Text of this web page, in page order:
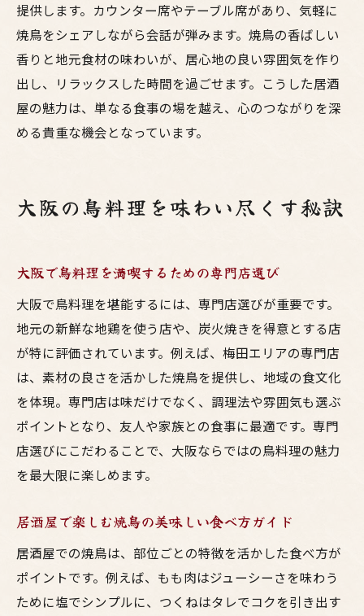
提供します。カウンター席やテーブル席があり、気軽に
焼鳥をシェアしながら会話が弾みます。焼鳥の香ばしい
香りと地元食材の味わいが、居心地の良い雰囲気を作り
出し、リラックスした時間を過ごせます。こうした居酒
屋の魅力は、単なる食事の場を越え、心のつながりを深
める貴重な機会となっています。
大阪の鳥料理を味わい尽くす秘訣
大阪で鳥料理を満喫するための専門店選び
大阪で鳥料理を堪能するには、専門店選びが重要です。
地元の新鮮な地鶏を使う店や、炭火焼きを得意とする店
が特に評価されています。例えば、梅田エリアの専門店
は、素材の良さを活かした焼鳥を提供し、地域の食文化
を体現。専門店は味だけでなく、調理法や雰囲気も選ぶ
ポイントとなり、友人や家族との食事に最適です。専門
店選びにこだわることで、大阪ならではの鳥料理の魅力
を最大限に楽しめます。
居酒屋で楽しむ焼鳥の美味しい食べ方ガイド
居酒屋での焼鳥は、部位ごとの特徴を活かした食べ方が
ポイントです。例えば、もも肉はジューシーさを味わう
ために塩でシンプルに、つくねはタレでコクを引き出す